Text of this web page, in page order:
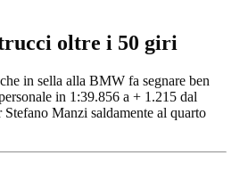
oltre i 50 giri
in sella alla BMW fa segnare ben
in 1:39.856 a + 1.215 dal
Stefano Manzi saldamente al quarto